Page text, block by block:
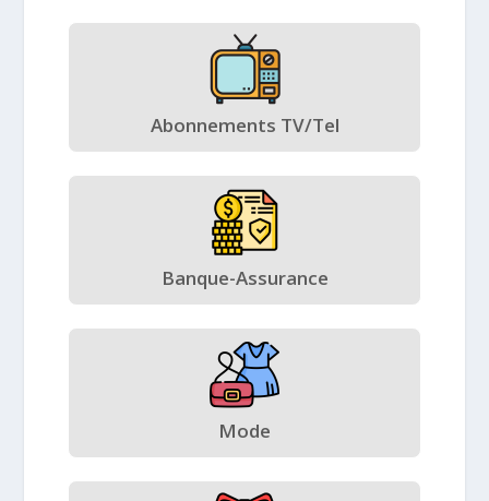
Abonnements TV/Tel
Banque-Assurance
Mode